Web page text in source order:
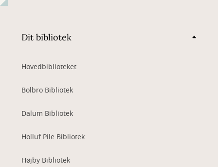
Dit bibliotek
Hovedbiblioteket
Bolbro Bibliotek
Dalum Bibliotek
Holluf Pile Bibliotek
Højby Bibliotek